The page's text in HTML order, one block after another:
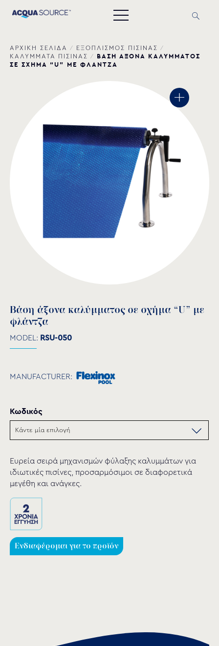
ΑΡΧΙΚΗ ΣΕΛΙΔΑ / ΕΞΟΠΛΙΣΜΟΣ ΠΙΣΙΝΑΣ /
ΚΑΛΥΜΜΑΤΑ ΠΙΣΙΝΑΣ / ΒΑΣΗ ΑΞΟΝΑ ΚΑΛΥΜΜΑΤΟΣ
ΣΕ ΣΧΗΜΑ “U” ΜΕ ΦΛΑΝΤΖΑ
Βάση άξονα καλύμματος σε σχήμα “U” με
φλάντζα
MODEL: RSU-050
MANUFACTURER:
Κωδικός
Ευρεία σειρά μηχανισμών φύλαξης καλυμμάτων για
ιδιωτικές πισίνες, προσαρμόσιμοι σε διαφορετικά
μεγέθη και ανάγκες.
Ενδιαφέρομαι για το προϊόν